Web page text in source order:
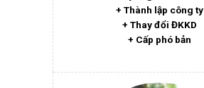
+ Thành lập công ty
+ Thay đổi ĐKKD
+ Cấp phó bản